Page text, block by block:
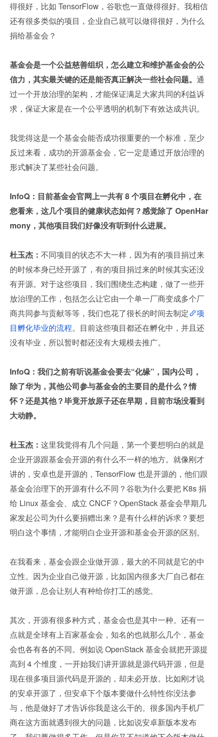
得很好，比如 TensorFlow，谷歌也一直做得很好。我相信
还有很多类似的项目，企业自己就可以做得很好，为什么
捐给基金会？
基金会是一个公益慈善组织，怎么建立和维护基金会的公
信力，其实最关键的还是能否真正解决一些社会问题。 通
过一个开放治理的架构，才能保证满足大家共同的利益诉
求，保证大家是在一个公平透明的机制下有效达成共识。
我觉得这是一个基金会能否成功很重要的一个标准，至少
反过来看，成功的开源基金会，它一定是通过开放治理的
形式解决了某些社会问题。
InfoQ：目前基金会官网上一共有 8 个项目在孵化中，在
您看来，这几个项目的健康状态如何？感觉除了 OpenHar
mony，其他项目我们好像没有听到什么进展。
杜玉杰： 不同项目的状态不大一样，因为有的项目捐过来
的时候本身已经开源了，有的项目捐过来的时候其实还没
有开源。对于这些项目，我们围绕生态构建，做了一些开
放治理的工作，包括怎么让它由一个单一厂商变成多个厂
商共同参与贡献等等，我们也花了很长的时间去制定
项
目孵化毕业的流程。目前这些项目都还在孵化中，并且还
没有毕业，所以暂时都还没有大规模去推广。
InfoQ：我们之前有听说基金会要去“化缘”，国内公司，
除了华为，其他公司参与基金会的主要目的是什么？情
怀？还是其他？毕竟开放原子还在早期，目前市场没看到
大动静。
杜玉杰： 这里我觉得有几个问题，第一个要想明白的就是
企业开源跟基金会开源的有什么不一样的地方。就像刚才
讲的，安卓也是开源的，TensorFlow 也是开源的，他们跟
基金会治理下的开源有什么不同？谷歌为什么要把 K8s 捐
给 Linux 基金会、成立 CNCF？OpenStack 基金会早期几
家发起公司为什么要捐赠出来？是有什么样的诉求？要想
明白这个事情，才能明白企业开源和基金会开源的区别。
在我看来，基金会跟企业做开源，最大的不同就是它的中
立性。因为企业自己做开源，比如国内很多大厂自己都在
做开源，总会让别人有种给你打工的感觉。
其次，开源有很多种方式，基金会也是其中一种。还有一
点就是全球有上百家基金会，知名的也就那么几个，基金
会也各有各的不同。例如说 OpenStack 基金会就把开源提
高到 4 个维度，一开始我们讲开源就是源代码开源，但是
现在很多项目源代码是开源的，却未必开放。比如刚才说
的安卓开源了，但安卓下个版本要做什么特性你没法参
与，他是做好了才告诉你我是这么干的。很多国内手机厂
商在这方面就遇到很大的问题，比如说安卓新版本发布